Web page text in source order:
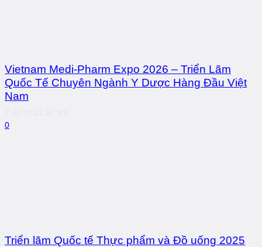
Vietnam Medi-Pharm Expo 2026 – Triển Lãm
Quốc Tế Chuyên Ngành Y Dược Hàng Đầu Việt
Nam
0
Triển lãm Quốc tế Thực phẩm và Đồ uống 2025